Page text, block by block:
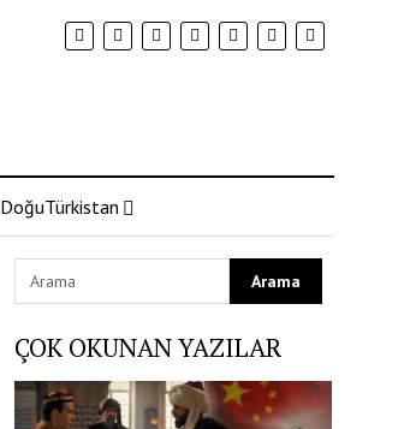
DoğuTürkistan
ÇOK OKUNAN YAZILAR